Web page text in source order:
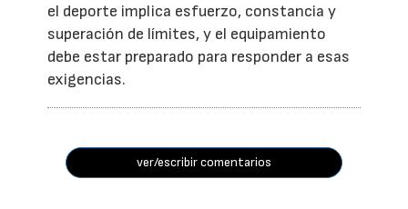
el deporte implica esfuerzo, constancia y
superación de límites, y el equipamiento
debe estar preparado para responder a esas
exigencias.
ver/escribir comentarios